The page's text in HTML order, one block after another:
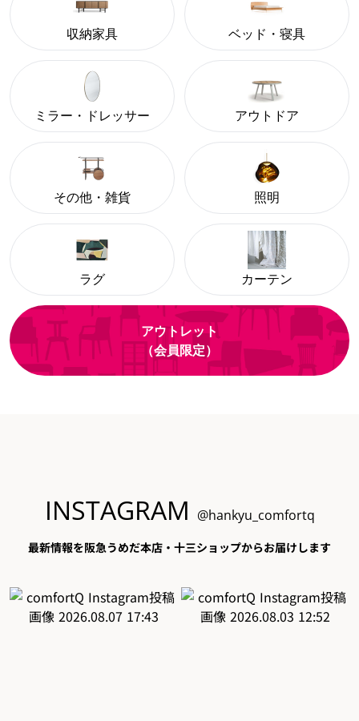
収納家具 ベッド・寝具
ミラー・ドレッサー アウトドア
その他・雑貨 照明
ラグ カーテン
アウトレット
（会員限定）
INSTAGRAM @hankyu_comfortq
最新情報を阪急うめだ本店・十三ショップからお届けします